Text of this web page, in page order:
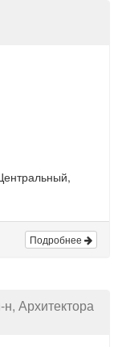
Подробнее
Архитектора